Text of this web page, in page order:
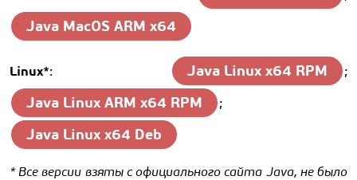
Java MacOS ARM x64
Linux*: Java Linux x64 RPM ;
Java Linux ARM x64 RPM ;
Java Linux x64 Deb
* Все версии взяты с официального сайта Java, не было